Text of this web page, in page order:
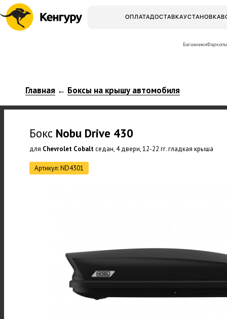
ОПЛАТАДОСТАВКАУСТАНОВКА
БагажникиФаркопы
Главная ← Боксы на крышу автомобиля
Бокс Nobu Drive 430
для Chevrolet Cobaltседан, 4 двери, 12-22 гг. гладкая крыша
Артикул: ND4301